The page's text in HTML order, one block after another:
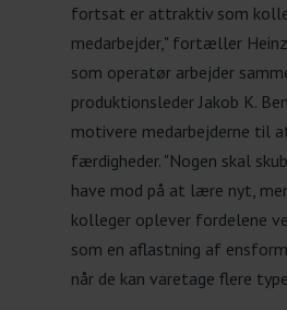
fortsat er attraktiv som
medarbejder," fortæller
som operatør arbejder
produktionsleder Jakob K.
motivere medarbejderne til
færdigheder. "Nogen skal
have mod på at lære nyt,
kolleger oplever fordelene
som en aflastning af
når de kan varetage flere